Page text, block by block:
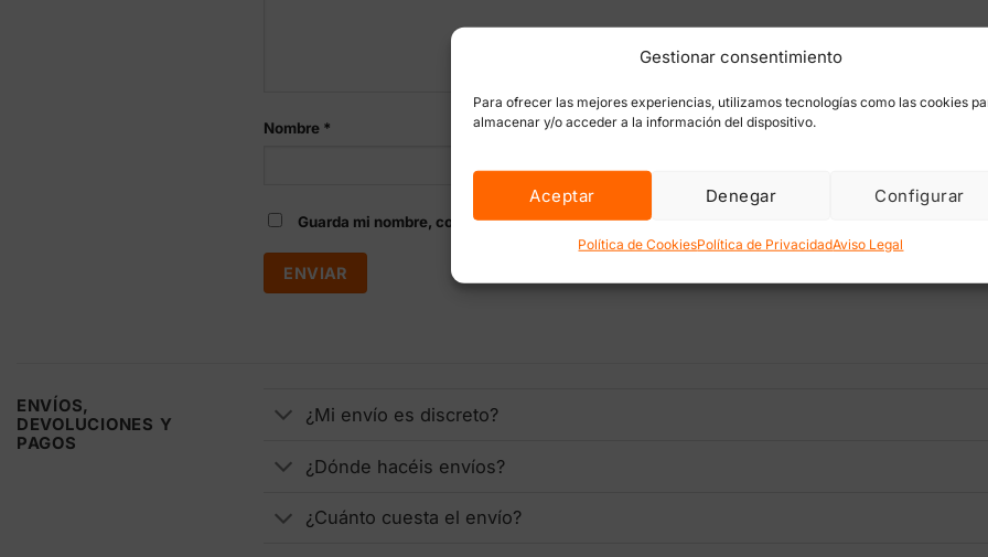
Gestionar consentimiento
Para ofrecer las mejores experiencias, utilizamos tecnologías como las cookies
almacenar y/o acceder a la información del dispositivo.
Aceptar Denegar Configurar
Política de CookiesPolítica de PrivacidadAviso Legal
Nombre *
Guarda mi nombre, correo electrónico y web en este navegador para la próxima vez que
ENVÍOS,
DEVOLUCIONES Y
PAGOS
¿Mi envío es discreto?
¿Dónde hacéis envíos?
¿Cuánto cuesta el envío?